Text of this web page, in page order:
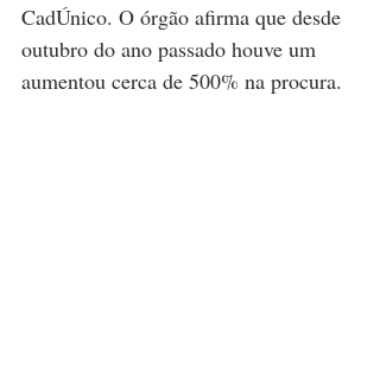
CadÚnico. O órgão afirma que desde
outubro do ano passado houve um
aumentou cerca de 500% na procura.